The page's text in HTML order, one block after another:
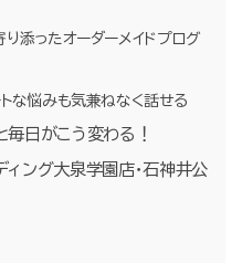
添ったオーダーメイドプログ
な悩みも気兼ねなく話せる
日がこう変わる！
ング大泉学園店・石神井公